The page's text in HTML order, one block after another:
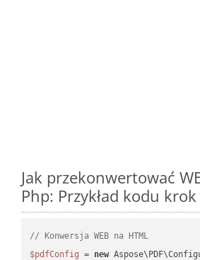
Jak przekonwertować
Php: Przykład kodu
// Konwersja WEB na HTML
$pdfConfig = new